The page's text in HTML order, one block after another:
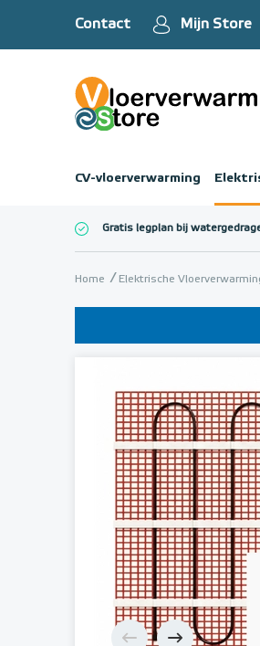
Contact Mijn Store
CV-vloerverwarming
Gratis legplan bij
Home Elektrische